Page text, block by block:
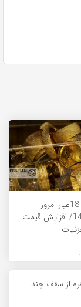
قیمت طلای 18عیار امروز
14مرداد 1405/ افزایش قیمت
از سقف چند